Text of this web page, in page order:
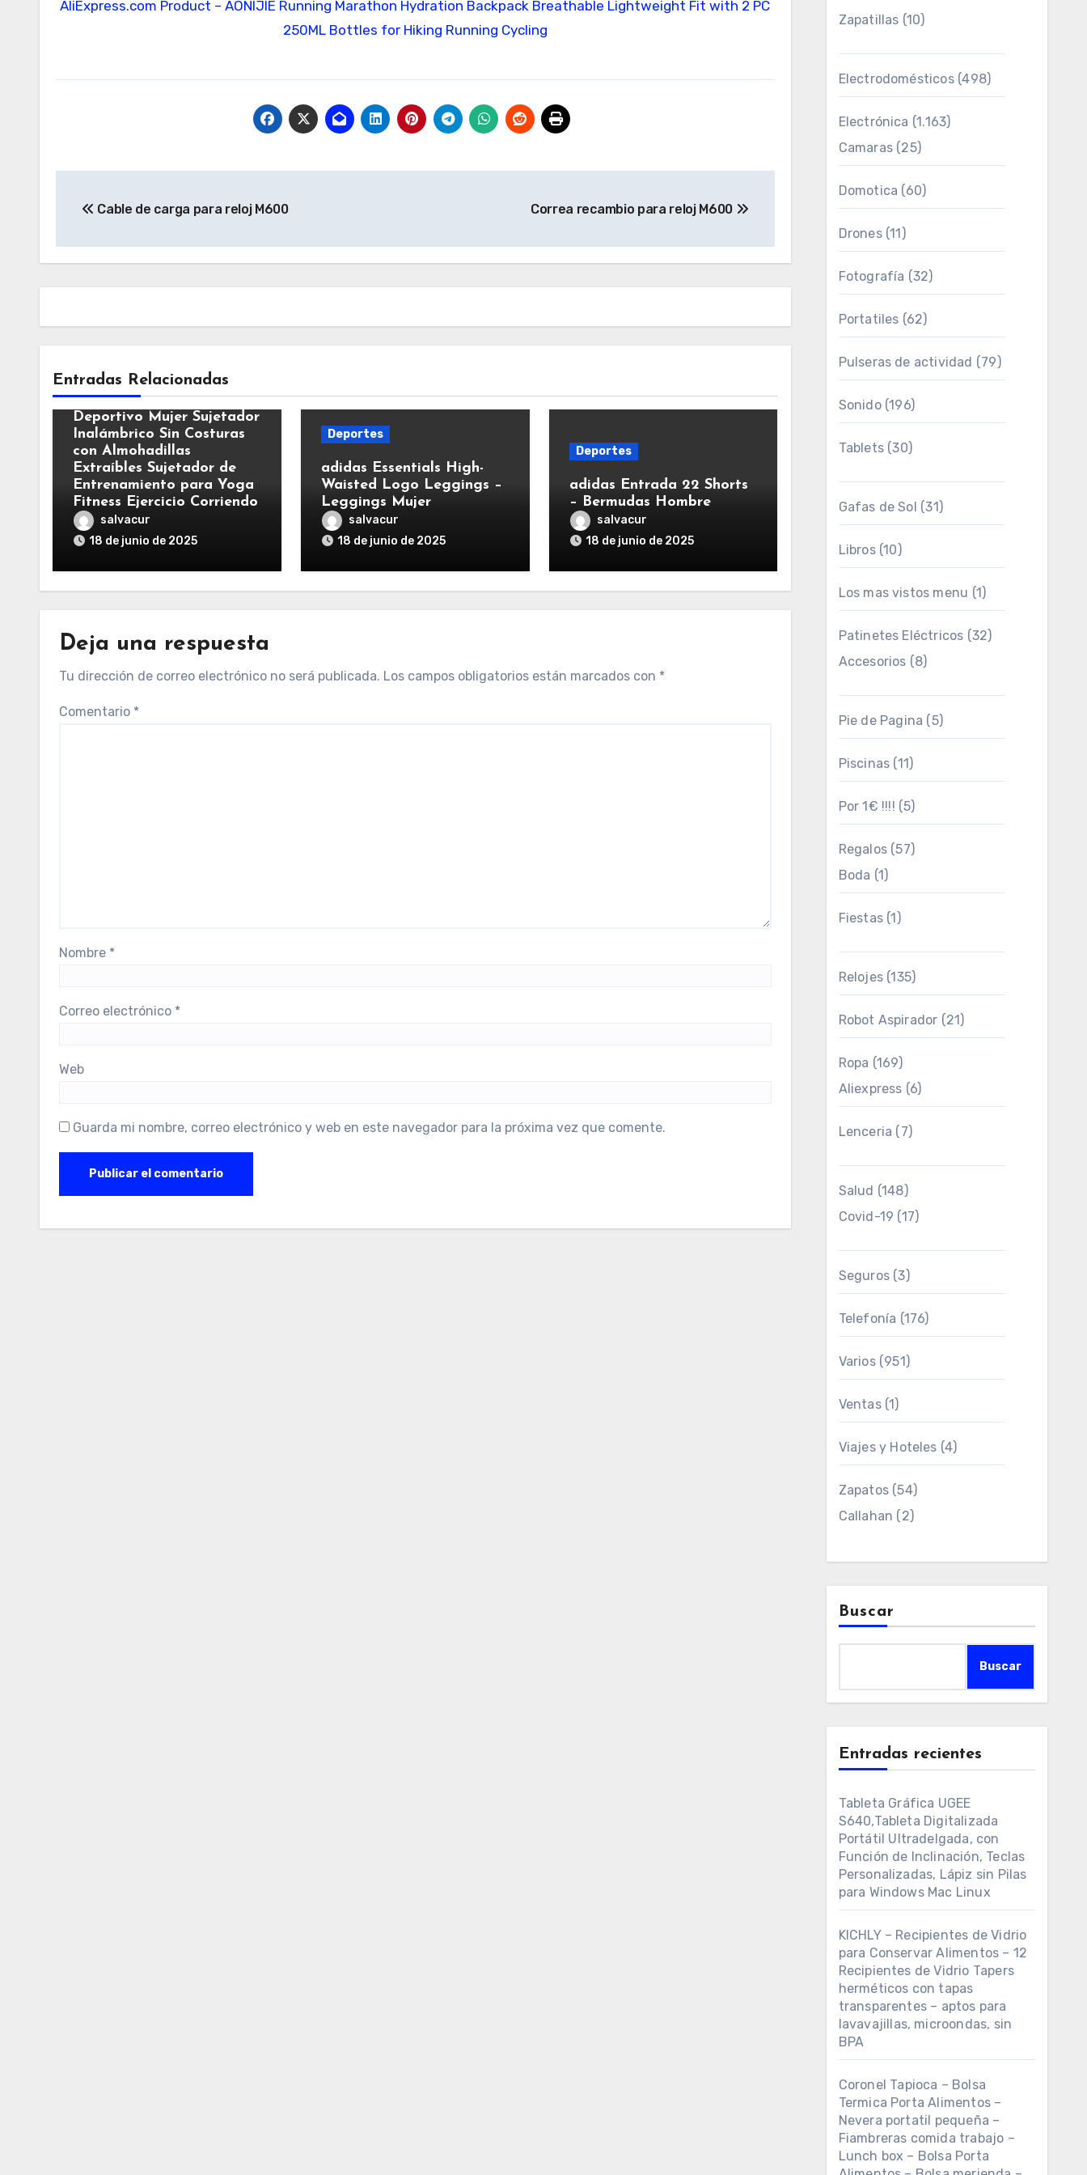
AliExpress.com Product – AONIJIE Running Marathon Hydration Backpack Breathable Lightweight Fit with 2 PC
250ML Bottles for Hiking Running Cycling
de
entradas
Cable de carga para reloj M600 Correa recambio para reloj M600
Entradas Relacionadas
Sykooria Sujetador
Deportivo Mujer Sujetador
Inalámbrico Sin Costuras
con Almohadillas
Extraíbles Sujetador de
Entrenamiento para Yoga
Fitness Ejercicio Corriendo
salvacur
18 de junio de 2025
Deportes
adidas Essentials High-
Waisted Logo Leggings –
Leggings Mujer
salvacur
18 de junio de 2025
Deportes
adidas Entrada 22 Shorts
– Bermudas Hombre
salvacur
18 de junio de 2025
Deja una respuesta
Tu dirección de correo electrónico no será publicada. Los campos obligatorios están marcados con *
Comentario *
Nombre *
Correo electrónico *
Web
Guarda mi nombre, correo electrónico y web en este navegador para la próxima vez que comente.
Zapatillas (10)
Electrodomésticos(498)
Electrónica (1.163)
Camaras(25)
Domotica (60)
Drones(11)
Fotografía (32)
Portatiles (62)
Pulseras de actividad (79)
Sonido(196)
Tablets(30)
Gafas de Sol (31)
Libros(10)
Los mas vistos menu (1)
Patinetes Eléctricos (32)
Accesorios (8)
Pie de Pagina (5)
Piscinas (11)
Por 1€ !!!! (5)
Regalos(57)
Boda (1)
Fiestas(1)
Relojes(135)
Robot Aspirador (21)
Ropa (169)
Aliexpress (6)
Lenceria (7)
Salud (148)
Covid-19 (17)
Seguros(3)
Telefonía (176)
Varios(951)
Ventas(1)
Viajes y Hoteles (4)
Zapatos(54)
Callahan (2)
Buscar
Buscar
Entradas recientes
Tableta Gráfica UGEE
S640,Tableta Digitalizada
Portátil Ultradelgada, con
Función de Inclinación, Teclas
Personalizadas, Lápiz sin Pilas
para Windows Mac Linux
KICHLY – Recipientes de Vidrio
para Conservar Alimentos – 12
Recipientes de Vidrio Tapers
herméticos con tapas
transparentes – aptos para
lavavajillas, microondas, sin
BPA
Coronel Tapioca – Bolsa
Termica Porta Alimentos –
Nevera portatil pequeña –
Fiambreras comida trabajo –
Lunch box – Bolsa Porta